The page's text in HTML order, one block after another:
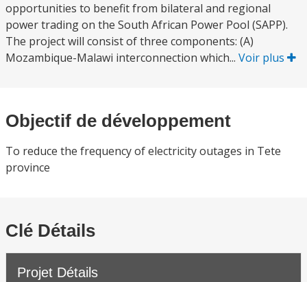
opportunities to benefit from bilateral and regional
power trading on the South African Power Pool (SAPP).
The project will consist of three components: (A)
Mozambique-Malawi interconnection which... Voir plus
Objectif de développement
To reduce the frequency of electricity outages in Tete
province
Clé Détails
Projet Détails